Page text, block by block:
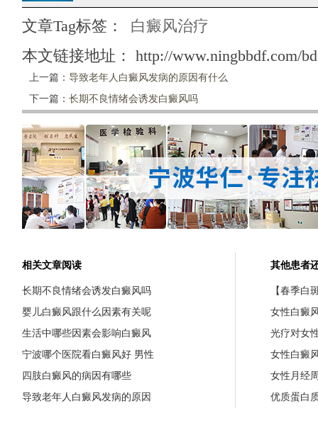
文章Tag标签：
白癜风治疗
本文链接地址： http://www.ningbbdf.com/
上一篇： 导致老年人白癜风发病的原因有什么
下一篇： 长期不良情绪会诱发白癜风吗
相关文章阅读
长期不良情绪会诱发白癜风吗
婴儿白癜风跟什么因素有关呢
生活中哪些因素会影响白癜风
宁波哪个医院看白癜风好 男性
四肢白癜风的病因有哪些
导致老年人白癜风发病的原因
其他患者
【春季白
女性白癜
光疗对女
女性白癜
女性月经
优质蛋白